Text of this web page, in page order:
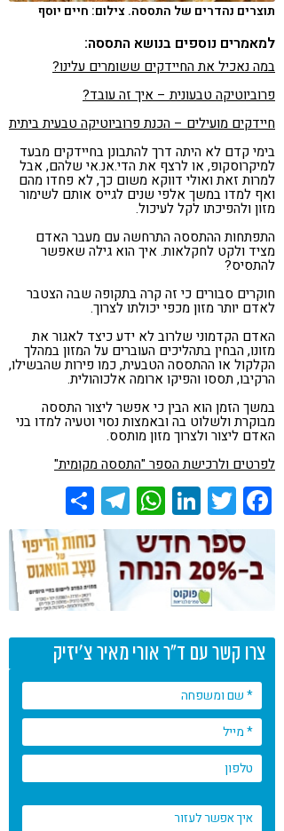
תוצרים נהדרים של התססה. צילום: חיים יוסף
למאמרים נוספים בנושא התססה:
במה נאכיל את החיידקים ששומרים עלינו?
פרוביוטיקה טבעונית – איך זה עובד?
חיידקים מועילים – הכנת פרוביוטיקה טבעית ביתית
בימי קדם לא היתה דרך להתבונן בחיידקים מבעד
למיקרוסקופ, או לרצף את הדי.אנ.אי שלהם, אבל
למרות זאת ואולי דווקא משום כך, לא פחדו מהם
ואף למדו במשך אלפי שנים לגייס אותם לשימור
מזון ולהפיכתו לקל לעיכול.
התפתחות ההתססה התרחשה עם מעבר האדם
מציד ולקט לחקלאות. איך הוא גילה שאפשר
להתסיס?
חוקרים סבורים כי זה קרה בתקופה שבה הצטבר
לאדם יותר מזון מכפי יכולתו לצרוך.
האדם הקדמוני שלרוב לא ידע כיצד לאגור את
מזונו, הבחין בתהליכים העוברים על המזון במהלך
הקלקול או ההתססה הטבעית, כמו פירות שהבשילו,
הרקיבו, תססו והפיקו ארומה אלכוהולית.
במשך הזמן הוא הבין כי אפשר ליצור התססה
מבוקרת ולשלוט בה ובאמצות נסוי וטעיה למדו בני
האדם ליצור ולצרוך מזון מותסס.
לפרטים ולרכישת הספר "התססה מקומית"
Facebook
Twitter
LinkedIn
WhatsApp
Telegram
צרו קשר עם ד"ר אורי מאיר צ'יזיק